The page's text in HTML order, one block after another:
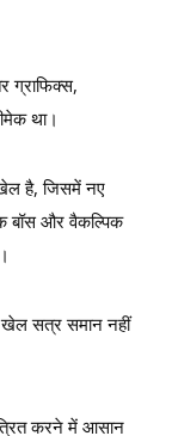
ग्राफिक्स,
था।
है, जिसमें नए
बॉस और वैकल्पिक
खेल सत्र समान नहीं
करने में आसान